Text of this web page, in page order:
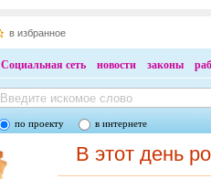
в избранное
Социальная сеть новости законы
по проекту в интернете
В этот день